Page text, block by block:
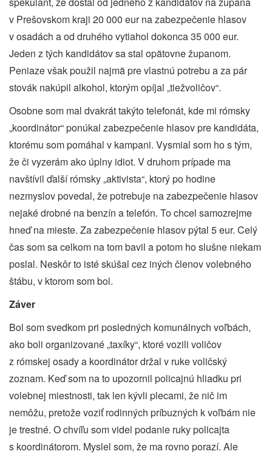
v Prešovskom kraji 20 000 eur na zabezpečenie hlasov
v osadách a od druhého vytiahol dokonca 35 000 eur.
Jeden z tých kandidátov sa stal opätovne županom.
Peniaze však použil najmä pre vlastnú potrebu a za pár
stovák nakúpil alkohol, ktorým opíjal „tiežvoličov“.
Osobne som mal dvakrát takýto telefonát, kde mi rómsky
„koordinátor“ ponúkal zabezpečenie hlasov pre kandidáta,
ktorému som pomáhal v kampani. Vysmial som ho s tým,
že či vyzerám ako úplny idiot. V druhom prípade ma
navštívil ďalší rómsky „aktivista“, ktorý po hodine
nezmyslov povedal, že potrebuje na zabezpečenie hlasov
nejaké drobné na benzín a telefón. To chcel samozrejme
hneď na mieste. Za zabezpečenie hlasov pýtal 5 eur. Celý
čas som sa celkom na tom bavil a potom ho slušne niekam
poslal. Neskôr to isté skúšal cez iných členov volebného
štábu, v ktorom som bol.
Záver
Bol som svedkom pri posledných komunálnych voľbách,
ako boli organizované „taxíky“, ktoré vozili voličov
z rómskej osady a koordinátor držal v ruke voličský
zoznam. Keď som na to upozornil policajnú hliadku pri
volebnej miestnosti, tak len kývli plecami, že nič im
nemôžu, pretože voziť rodinných príbuzných k voľbám nie
je trestné. O chvíľu som videl podanie ruky policajta
s koordinátorom. Myslel som, že ma rovno porazí. Ale